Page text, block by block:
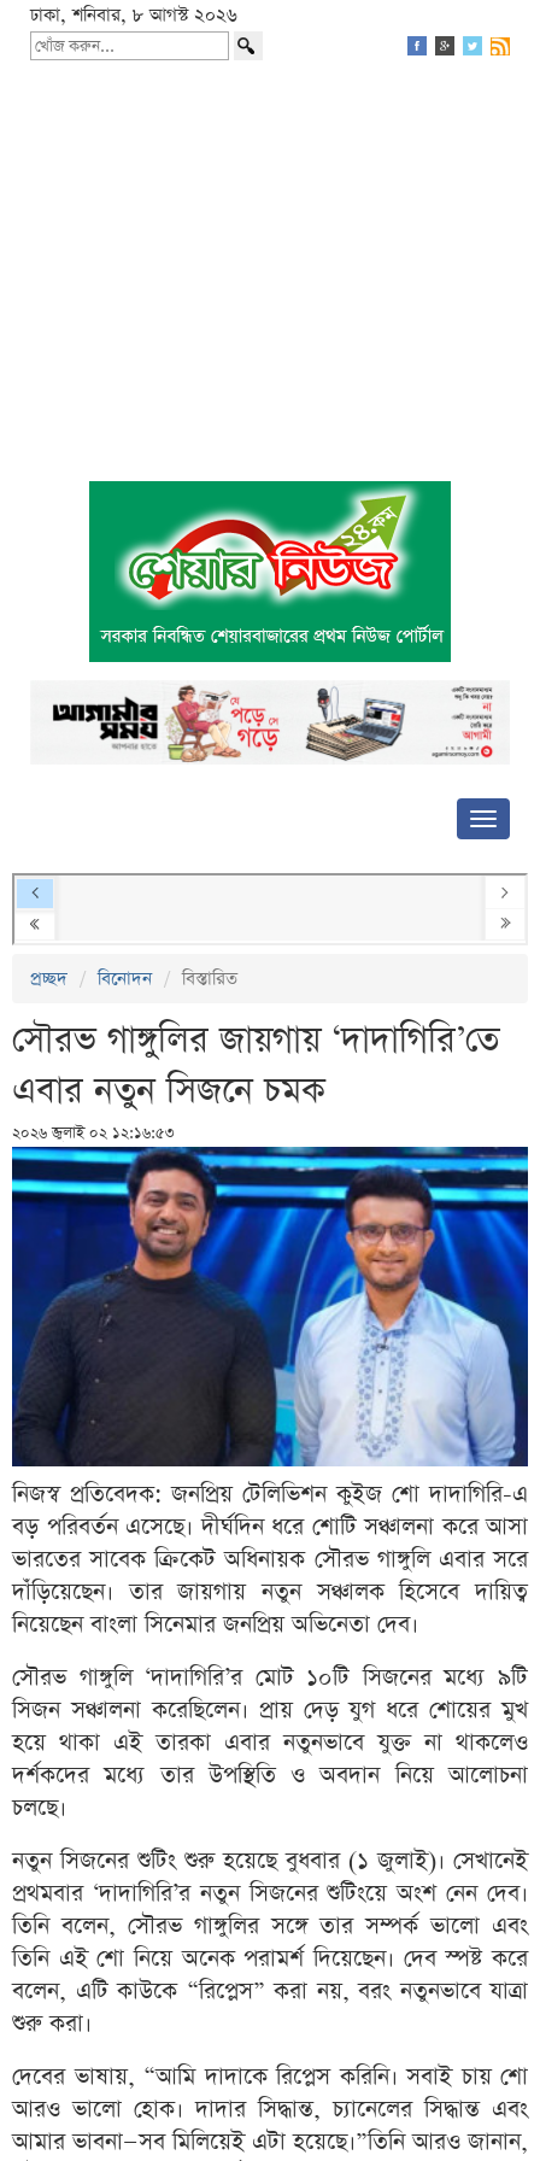
ঢাকা, শনিবার, ৮ আগস্ট ২০২৬
প্রচ্ছদ বিনোদন বিস্তারিত
সৌরভ গাঙ্গুলির জায়গায় ‘দাদাগিরি’তে
এবার নতুন সিজনে চমক
২০২৬ জুলাই ০২ ১২:১৬:৫৩
নিজস্ব প্রতিবেদক: জনপ্রিয় টেলিভিশন কুইজ শো দাদাগিরি-এ
বড় পরিবর্তন এসেছে। দীর্ঘদিন ধরে শোটি সঞ্চালনা করে আসা
ভারতের সাবেক ক্রিকেট অধিনায়ক সৌরভ গাঙ্গুলি এবার সরে
দাঁড়িয়েছেন। তার জায়গায় নতুন সঞ্চালক হিসেবে দায়িত্ব
নিয়েছেন বাংলা সিনেমার জনপ্রিয় অভিনেতা দেব।
সৌরভ গাঙ্গুলি ‘দাদাগিরি’র মোট ১০টি সিজনের মধ্যে ৯টি
সিজন সঞ্চালনা করেছিলেন। প্রায় দেড় যুগ ধরে শোয়ের মুখ
হয়ে থাকা এই তারকা এবার নতুনভাবে যুক্ত না থাকলেও
দর্শকদের মধ্যে তার উপস্থিতি ও অবদান নিয়ে আলোচনা
চলছে।
নতুন সিজনের শুটিং শুরু হয়েছে বুধবার (১ জুলাই)। সেখানেই
প্রথমবার ‘দাদাগিরি’র নতুন সিজনের শুটিংয়ে অংশ নেন দেব।
তিনি বলেন, সৌরভ গাঙ্গুলির সঙ্গে তার সম্পর্ক ভালো এবং
তিনি এই শো নিয়ে অনেক পরামর্শ দিয়েছেন। দেব স্পষ্ট করে
বলেন, এটি কাউকে “রিপ্লেস” করা নয়, বরং নতুনভাবে যাত্রা
শুরু করা।
দেবের ভাষায়, “আমি দাদাকে রিপ্লেস করিনি। সবাই চায় শো
আরও ভালো হোক। দাদার সিদ্ধান্ত, চ্যানেলের সিদ্ধান্ত এবং
আমার ভাবনা—সব মিলিয়েই এটা হয়েছে।”তিনি আরও জানান,